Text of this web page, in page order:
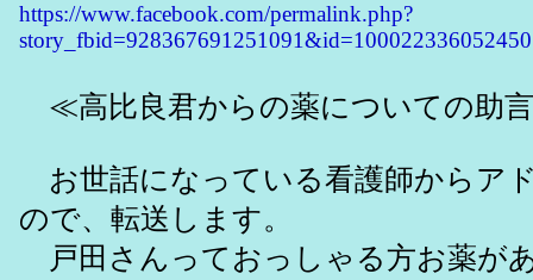
https://www.facebook.com/permalink.php?
story_fbid=928367691251091&id=100022336052450
≪高比良君からの薬についての助
お世話になっている看護師からア
ので、転送します。
戸田さんっておっしゃる方お薬が